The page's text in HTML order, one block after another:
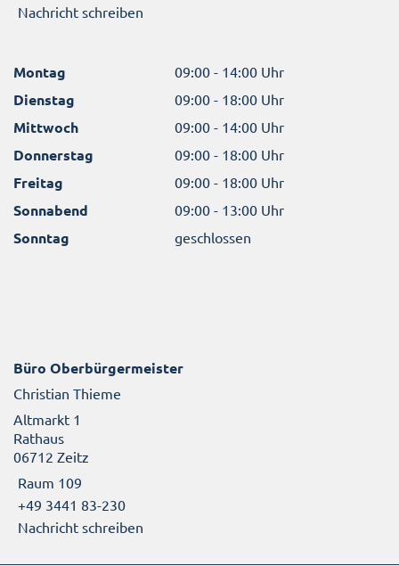
Nachricht schreiben
Montag 09:00 - 14:00 Uhr
Dienstag 09:00 - 18:00 Uhr
Mittwoch 09:00 - 14:00 Uhr
Donnerstag 09:00 - 18:00 Uhr
Freitag 09:00 - 18:00 Uhr
Sonnabend 09:00 - 13:00 Uhr
Sonntag geschlossen
Büro Oberbürgermeister
Christian Thieme
Altmarkt 1
Rathaus
06712 Zeitz
Raum 109
+49 3441 83-230
Nachricht schreiben